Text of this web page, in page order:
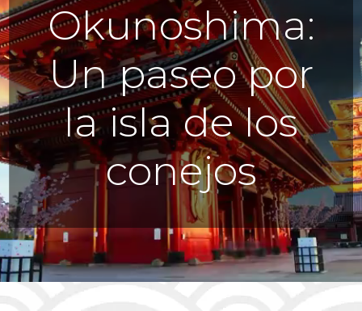
Okunoshima:
Un paseo por
la isla de los
conejos